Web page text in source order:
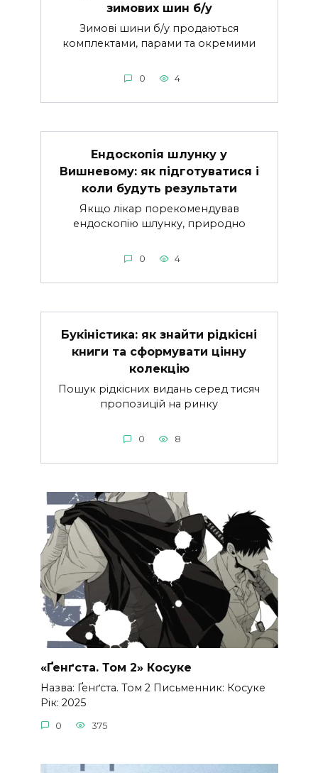
зимових шин б/у
Зимові шини б/у продаються
комплектами, парами та окремими
0 4
Ендоскопія шлунку у
Вишневому: як підготуватися і
коли будуть результати
Якщо лікар порекомендував
ендоскопію шлунку, природно
0 4
Букіністика: як знайти рідкісні
книги та сформувати цінну
колекцію
Пошук рідкісних видань серед тисяч
пропозицій на ринку
0 8
«Ґенґста. Том 2» Косуке
Назва: Ґенґста. Том 2 Письменник: Косуке
Рік: 2025
0 375